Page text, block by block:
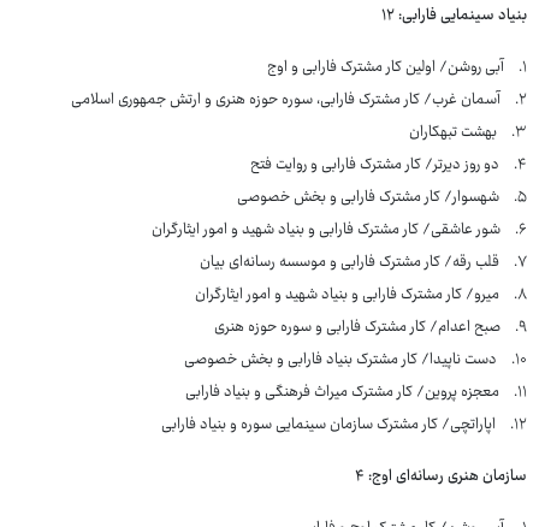
بنیاد سینمایی فارابی: ۱۲
۱. آبی روشن/ اولین کار مشترک فارابی و اوج
۲. آسمان غرب/ کار مشترک فارابی، سوره حوزه هنری و ارتش جمهوری اسلامی
۳. بهشت تبهکاران
۴. دو روز دیرتر/ کار مشترک فارابی و روایت فتح
۵. شهسوار/ کار مشترک فارابی و بخش خصوصی
۶. شور عاشقی/ کار مشترک فارابی و بنیاد شهید و امور ایثارگران
۷. قلب رقه/ کار مشترک فارابی و موسسه رسانه‌ای بیان
۸. میرو/ کار مشترک فارابی و بنیاد شهید و امور ایثارگران
۹. صبح اعدام/ کار مشترک فارابی و سوره حوزه هنری
۱۰. دست ناپیدا/ کار مشترک بنیاد فارابی و بخش خصوصی
۱۱. معجزه پروین/ کار مشترک میراث فرهنگی و بنیاد فارابی
۱۲. اپاراتچی/ کار مشترک سازمان سینمایی سوره و بنیاد فارابی
سازمان هنری رسانه‌ای اوج: ۴